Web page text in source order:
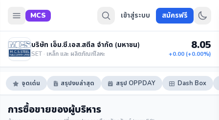
MCS เข้าสู่ระบบ สมัครฟรี
บริษัท เอ็ม.ซี.เอส.สตีล จำกัด (มหาชน)
SET · เหล็ก และ ผลิตภัณฑ์โลหะ
8.05
+0.00 (+0.00%)
จุดเด่น สรุปงบล่าสุด สรุป OPPDAY Dash Box
การซื้อขายของผู้บริหาร